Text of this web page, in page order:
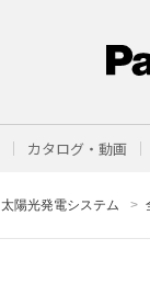
カタログ・動画
太陽光発電システム